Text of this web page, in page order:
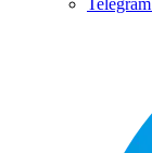
Telegram